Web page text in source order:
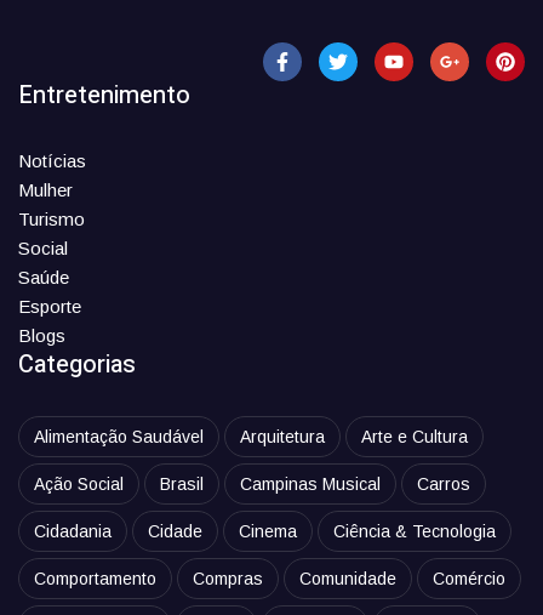
Entretenimento
Notícias
Mulher
Turismo
Social
Saúde
Esporte
Blogs
Categorias
Alimentação Saudável Arquitetura Arte e Cultura
Ação Social Brasil Campinas Musical Carros
Cidadania Cidade Cinema Ciência & Tecnologia
Comportamento Compras Comunidade Comércio